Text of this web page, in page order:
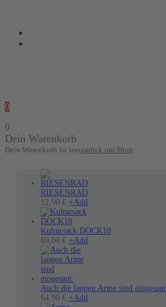
0
0
Dein Warenkorb
Dein Warenkorb ist leerzurück um Shop
RIESENRAD
12,90 € +Add
Kultursack DOCK10
69,00 € +Add
Auch die langen Arme sind eingesaut.
64,90 € +Add